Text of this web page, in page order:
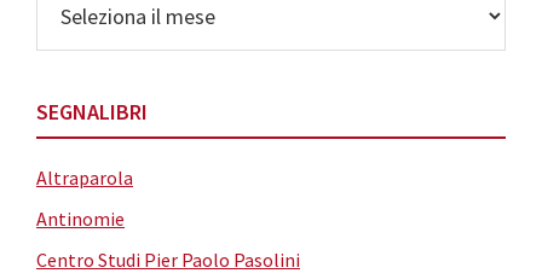
SEGNALIBRI
Altraparola
Antinomie
Centro Studi Pier Paolo Pasolini